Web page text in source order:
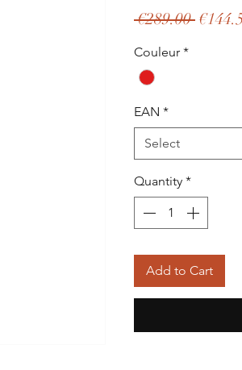
€289.00
Couleur *
EAN *
Select
Quantity *
Add to Cart